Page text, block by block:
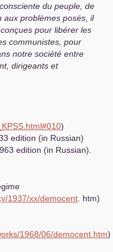
du peuple, de
aux problèmes posés, il
pour libérer les
communistes, pour
notre société entre
dirigeants et
)
edition (in Russian)
edition (in Russian).
1937/xx/democent . htm)
1968/06/democent.htm)